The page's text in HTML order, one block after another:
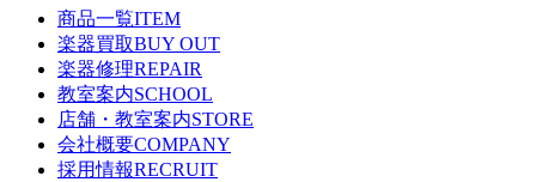
商品一覧ITEM
楽器買取BUY OUT
楽器修理REPAIR
教室案内SCHOOL
店舗・教室案内STORE
会社概要COMPANY
採用情報RECRUIT